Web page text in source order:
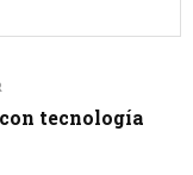
tecnología